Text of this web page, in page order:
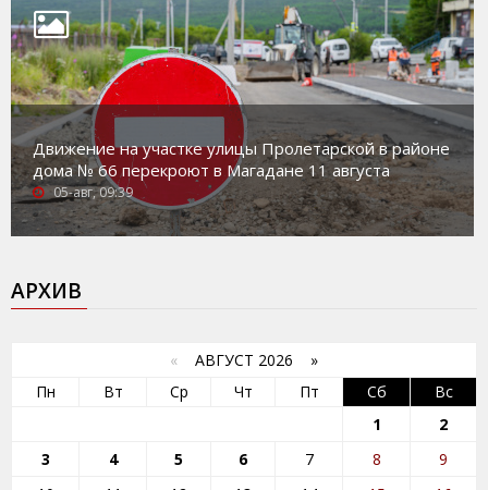
Движение на участке улицы Пролетарской в районе
дома № 66 перекроют в Магадане 11 августа
05-авг, 09:39
АРХИВ
« АВГУСТ 2026 »
Пн
Вт Ср Чт Пт Сб
Вс
1
2
3
4 5 6 7 8
9